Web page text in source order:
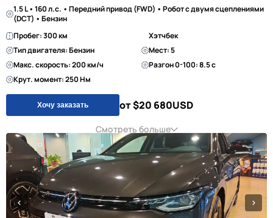
1.5 L • 160 л.с. • Передний привод (FWD) • Робот с двумя сцеплениями
(DCT) • Бензин
Пробег: 300 км
Хэтчбек
Тип двигателя: Бензин
Мест: 5
Макс. скорость: 200 км/ч
Разгон 0-100: 8.5 с
Крут. момент: 250 Нм
Хочу заказать от $20 680USD
Смотреть больше